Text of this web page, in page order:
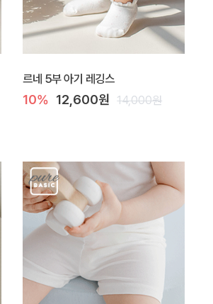
르네 5부 아기 레깅스
10% 12,600원 14,000원